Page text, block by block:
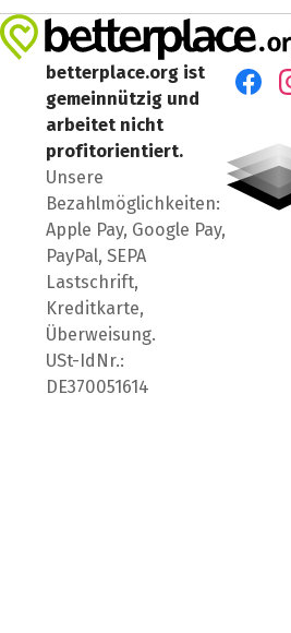
betterplace.org ist
gemeinnützig und
arbeitet nicht
profitorientiert.
Unsere
Bezahlmöglichkeiten:
Apple Pay, Google Pay,
PayPal, SEPA
Lastschrift,
Kreditkarte,
Überweisung.
USt-IdNr.:
DE370051614